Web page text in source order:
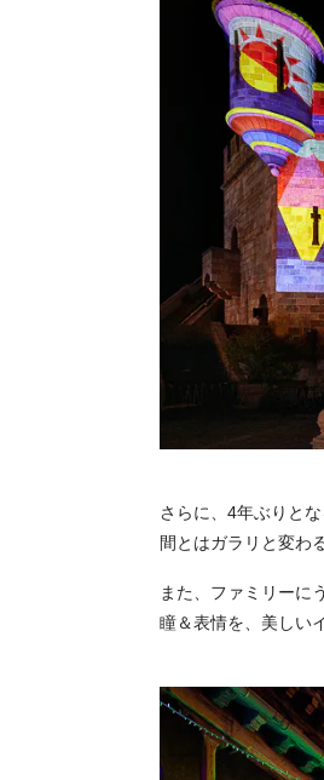
さらに、4年ぶりと
間とはガラリと変わ
また、ファミリーに
瞳＆表情を、美しい